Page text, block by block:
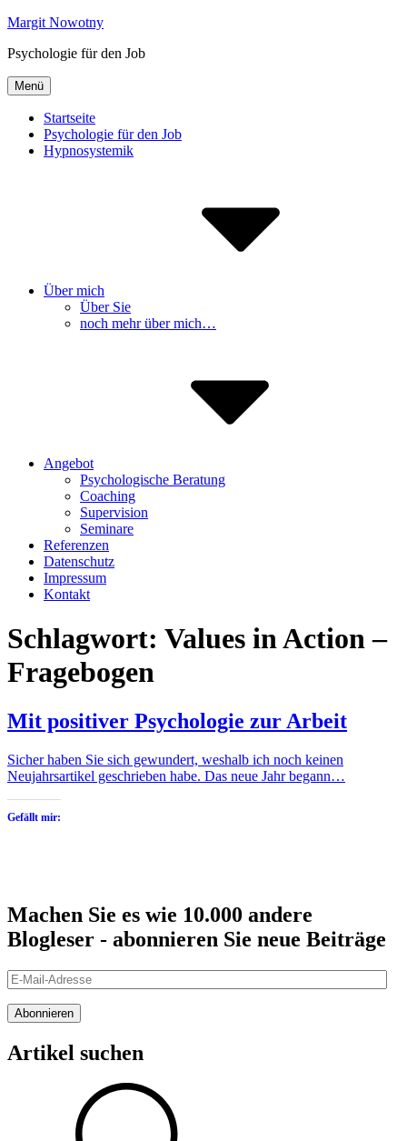
Inhalte
Margit Nowotny
Psychologie für den Job
Menü
Startseite
Psychologie für den Job
Hypnosystemik
Über mich
Über Sie
noch mehr über mich…
Angebot
Psychologische Beratung
Coaching
Supervision
Seminare
Referenzen
Datenschutz
Impressum
Kontakt
Schlagwort: Values in Action –
Fragebogen
Mit positiver Psychologie zur Arbeit
Sicher haben Sie sich gewundert, weshalb ich noch keinen
Neujahrsartikel geschrieben habe. Das neue Jahr begann…
Gefällt mir:
Machen Sie es wie 10.000 andere
Blogleser - abonnieren Sie neue Beiträge
E-
Mail-
Adresse
Abonnieren
Artikel suchen